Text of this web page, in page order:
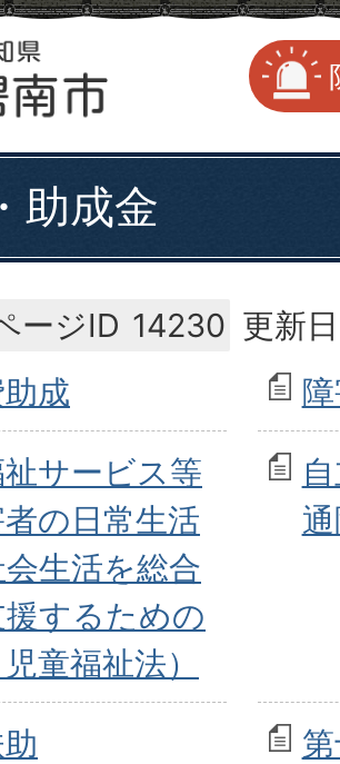
助成金
ージID 14230 更新
成
サービス等
者の日常生活
生活を総合
するための
童福祉法）